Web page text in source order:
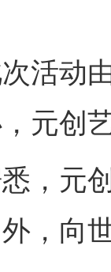
动由
元创
元创
，向
制助力责任有效落实